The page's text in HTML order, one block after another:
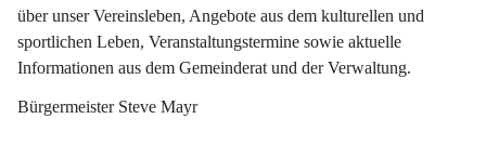
über unser Vereinsleben, Angebote aus dem kulturellen und
sportlichen Leben, Veranstaltungstermine sowie aktuelle
Informationen aus dem Gemeinderat und der Verwaltung.
Bürgermeister Steve Mayr